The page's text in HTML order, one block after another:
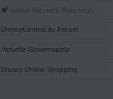
Insider-Netzwerk (Beta folgt)
DisneyCentral.de Forum
Aktuelle Gewinnspiele
Disney Online Shopping